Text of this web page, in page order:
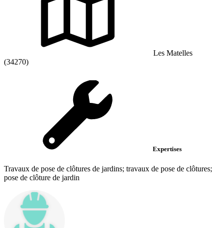
Les Matelles
(34270)
Expertises
Travaux de pose de clôtures de jardins; travaux de pose de clôtures;
pose de clôture de jardin